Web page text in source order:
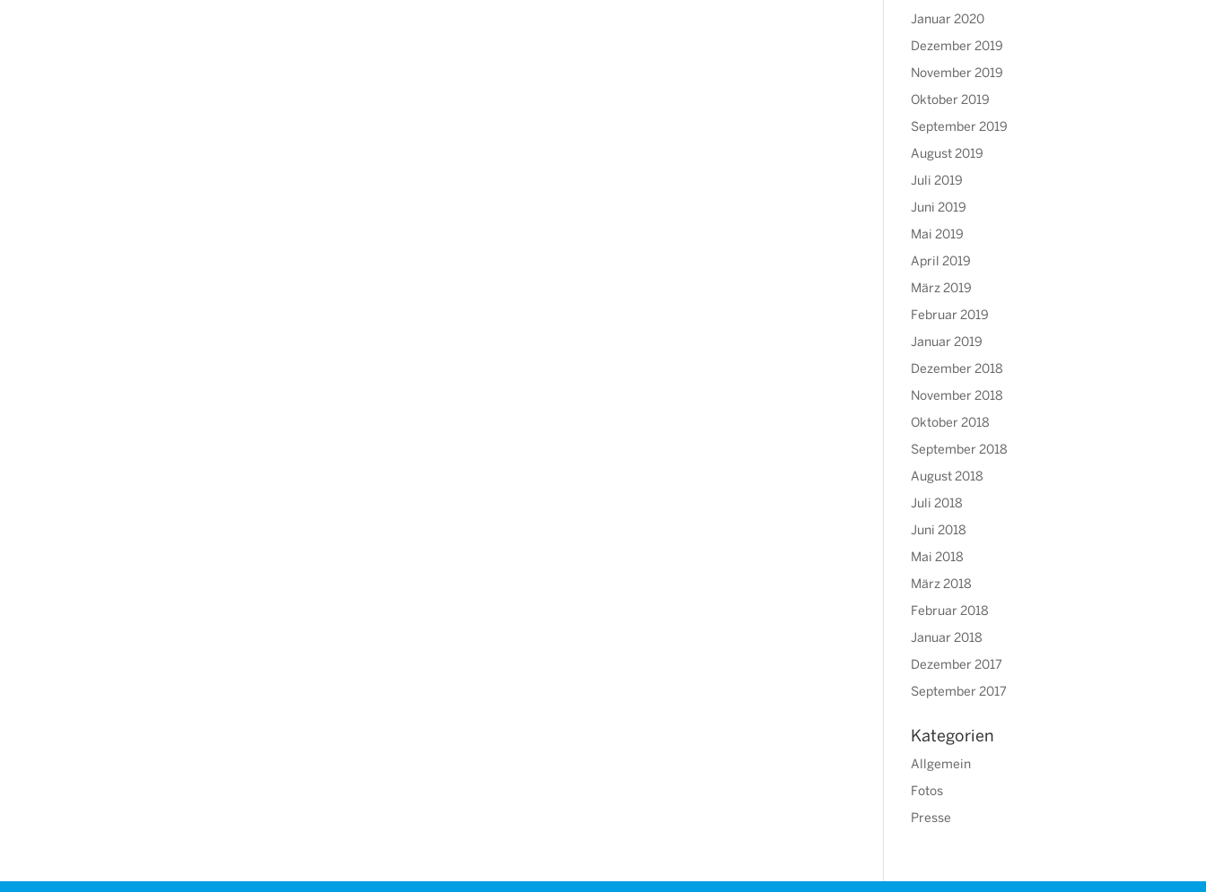
Januar 2020
Dezember 2019
November 2019
Oktober 2019
September 2019
August 2019
Juli 2019
Juni 2019
Mai 2019
April 2019
März 2019
Februar 2019
Januar 2019
Dezember 2018
November 2018
Oktober 2018
September 2018
August 2018
Juli 2018
Juni 2018
Mai 2018
März 2018
Februar 2018
Januar 2018
Dezember 2017
September 2017
Kategorien
Allgemein
Fotos
Presse